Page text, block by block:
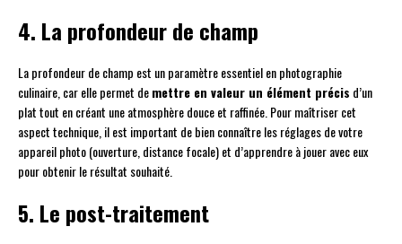
4. La profondeur de champ
La profondeur de champ est un paramètre essentiel en photographie
culinaire, car elle permet demettre en valeur un élément précis d’un
plat tout en créant une atmosphère douce et raffinée. Pour maîtriser cet
aspect technique, il est important de bien connaître les réglages de votre
appareil photo (ouverture, distance focale) et d’apprendre à jouer avec eux
pour obtenir le résultat souhaité.
5. Le post-traitement